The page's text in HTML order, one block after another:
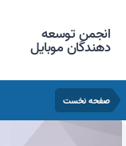
انجمن توسعه
دهندگان موبایل
صفحه نخست